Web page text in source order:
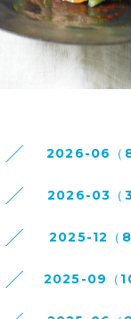
2026-06（8
2026-03（3
2025-12（8
2025-09（10